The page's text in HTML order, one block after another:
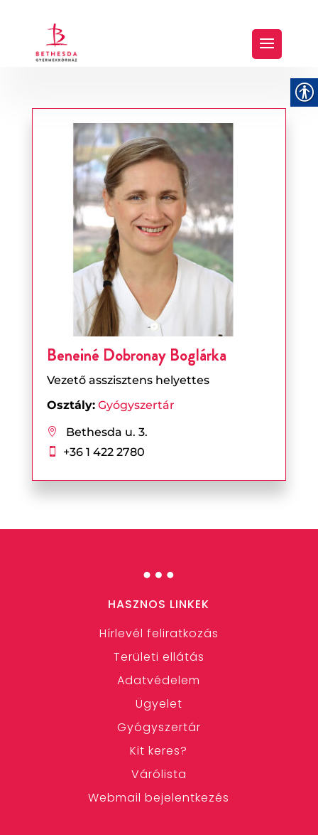
Beneiné Dobronay Boglárka
Vezető asszisztens helyettes
Osztály: Gyógyszertár
 Bethesda u. 3.
 +36 1 422 2780
…
HASZNOS LINKEK
Hírlevél feliratkozás
Területi ellátás
Adatvédelem
Ügyelet
Gyógyszertár
Kit keres?
Várólista
Webmail bejelentkezés